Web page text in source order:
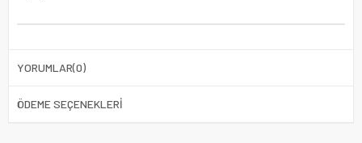
YORUMLAR(0)
ÖDEME SEÇENEKLERI